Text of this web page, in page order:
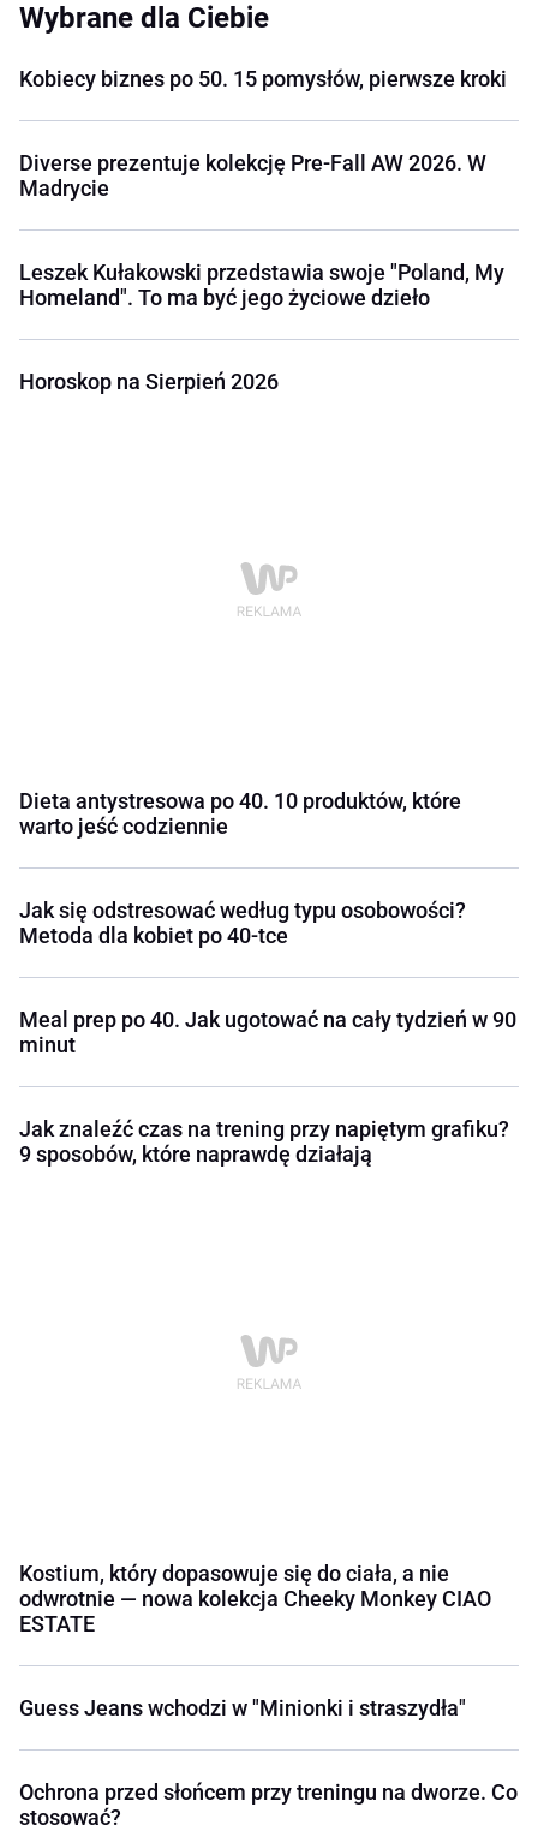
Wybrane dla Ciebie
Kobiecy biznes po 50. 15 pomysłów, pierwsze kroki
Diverse prezentuje kolekcję Pre-Fall AW 2026. W
Madrycie
Leszek Kułakowski przedstawia swoje "Poland, My
Homeland". To ma być jego życiowe dzieło
Horoskop na Sierpień 2026
Dieta antystresowa po 40. 10 produktów, które
warto jeść codziennie
Jak się odstresować według typu osobowości?
Metoda dla kobiet po 40-tce
Meal prep po 40. Jak ugotować na cały tydzień w 90
minut
Jak znaleźć czas na trening przy napiętym grafiku?
9 sposobów, które naprawdę działają
Kostium, który dopasowuje się do ciała, a nie
odwrotnie — nowa kolekcja Cheeky Monkey CIAO
ESTATE
Guess Jeans wchodzi w "Minionki i straszydła"
Ochrona przed słońcem przy treningu na dworze. Co
stosować?